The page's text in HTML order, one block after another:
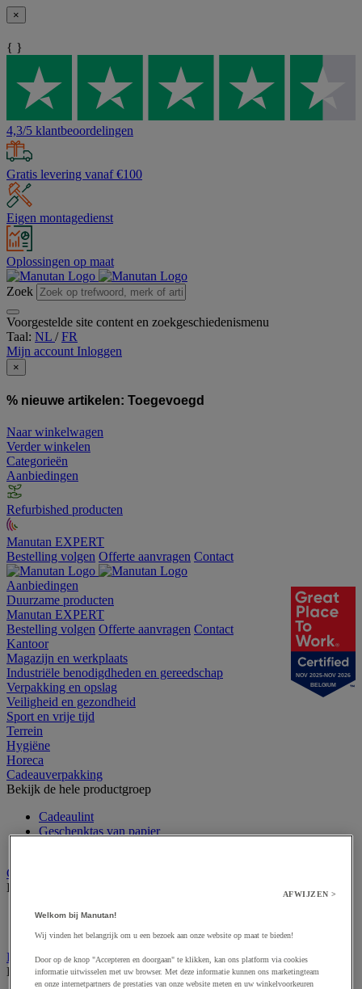
×
{ }
4,3/5 klantbeoordelingen
Gratis levering vanaf €100
Eigen montagedienst
Oplossingen op maat
Zoek
Voorgestelde site content en zoekgeschiedenismenu
Taal: NL /FR
Mijn account Inloggen
×
% nieuwe artikelen: Toegevoegd
Naar winkelwagen
Verder winkelen
Categorieën
Aanbiedingen
Refurbished producten
Manutan EXPERT
Bestelling volgen Offerte aanvragen Contact
Aanbiedingen
Duurzame producten
Manutan EXPERT
Bestelling volgen Offerte aanvragen Contact
Kantoor
Magazijn en werkplaats
Industriële benodigdheden en gereedschap
Verpakking en opslag
Veiligheid en gezondheid
Sport en vrije tijd
Terrein
Hygiëne
Horeca
Cadeauverpakking
Bekijk de hele productgroep
Cadeaulint
Geschenktas van papier
Cutter en veiligheidsmes
Bekijk de hele productgroep
Accessoires voor veiligheids- en multifunctioneel mes
Veiligheidsmes & multifunctioneel mes
Dozen, enveloppen en postpakketten
Bekijk de hele productgroep
NOV 2025-NOV 2026
BELGIUM
AFWIJZEN >
Welkom bij Manutan!
Wij vinden het belangrijk om u een bezoek aan onze website op maat te bieden!
Door op de knop "Accepteren en doorgaan" te klikken, kan ons platform via cookies
informatie uitwisselen met uw browser. Met deze informatie kunnen ons marketingteam
en onze internetpartners de prestaties van onze website meten en uw winkelvoorkeuren